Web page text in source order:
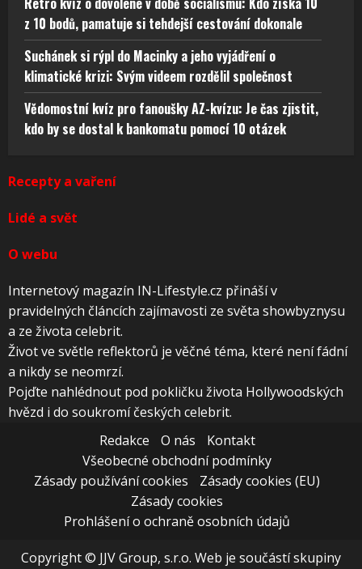
z 10 bodů, pamatuje si tehdejší cestování dokonale
Suchánek si rýpl do Macinky a jeho vyjádření o
klimatické krizi: Svým videem rozdělil společnost
Vědomostní kvíz pro fanoušky AZ-kvízu: Je čas zjistit,
kdo by se dostal k bankomatu pomocí 10 otázek
Recepty a vaření
Lidé a svět
O webu
Internetový magazín IN-Lifestyle.cz přináší v
pravidelných článcích zajímavosti ze světa showbyznysu
a ze života celebrit.
Život ve světle reflektorů je věčné téma, které není fádní
a nikdy se neomrzí.
Pojďte nahlédnout pod pokličku života Hollywoodských
hvězd i do soukromí českých celebrit.
Redakce
O nás
Kontakt
Všeobecné obchodní podmínky
Zásady používání cookies
Zásady cookies (EU)
Zásady cookies
Prohlášení o ochraně osobních údajů
Copyright © JJV Group, s.r.o. Web je součástí skupiny